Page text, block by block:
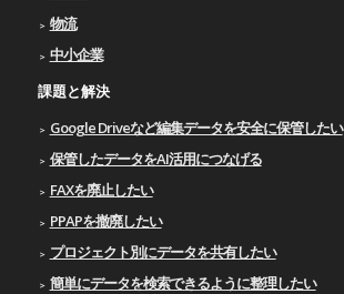
物流
中小企業
課題と解決
Google Driveなど編集データを安全に保管したい
保管したデータをAI活用につなげる
FAXを廃止したい
PPAPを撤廃したい
プロジェクト別にデータを共有したい
簡単にデータを検索できるように整理したい